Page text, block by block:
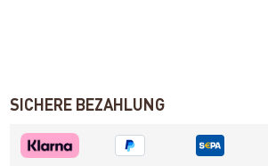
SICHERE BEZAHLUNG